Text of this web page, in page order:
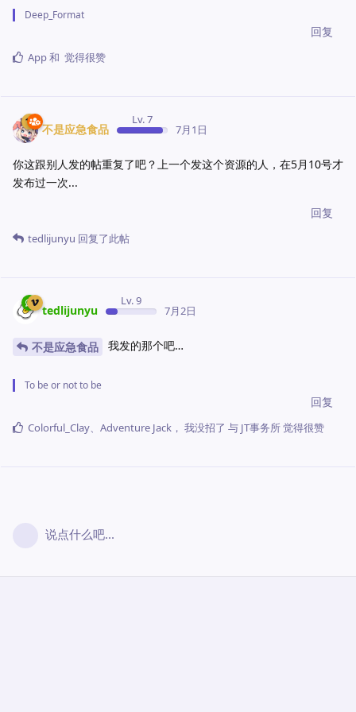
Deep_Format
回复
App和 觉得很赞
不是应急食品
Lv. 7
7月1日
你这跟别人发的帖重复了吧？上一个发这个资源的人，在5月10号才
发布过一次...
回复
tedlijunyu 回复了此帖
tedlijunyu
Lv. 9
7月2日
不是应急食品 我发的那个吧…
To be or not to be
回复
Colorful_Clay、 Adventure Jack ， 我没招了 与 JT事务所觉得很赞
说点什么吧...